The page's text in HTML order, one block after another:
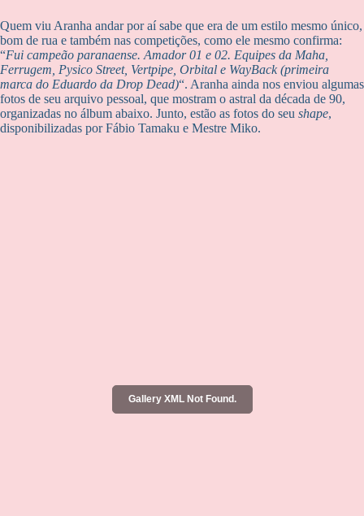
Quem viu Aranha andar por aí sabe que era de um estilo mesmo único,
bom de rua e também nas competições, como ele mesmo confirma:
“Fui campeão paranaense. Amador 01 e 02. Equipes da Maha,
Ferrugem, Pysico Street, Vertpipe, Orbital e WayBack (primeira
marca do Eduardo da Drop Dead)“. Aranha ainda nos enviou algumas
fotos de seu arquivo pessoal, que mostram o astral da década de 90,
organizadas no álbum abaixo. Junto, estão as fotos do seu shape,
disponibilizadas por Fábio Tamaku e Mestre Miko.
Gallery XML Not Found.